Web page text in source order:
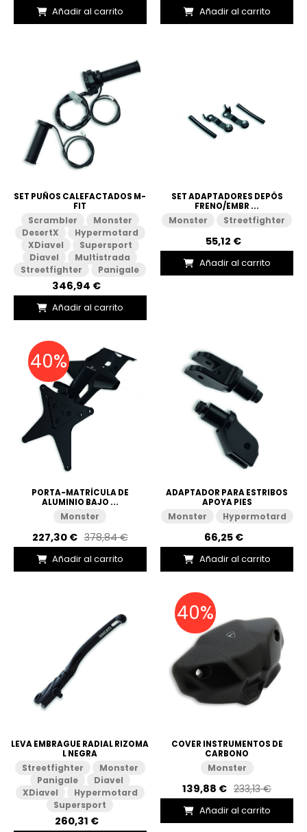
Añadir al carrito Añadir al carrito
SET PUÑOS CALEFACTADOS M-
FIT
Scrambler
Monster
DesertX
Hypermotard
XDiavel
Supersport
Diavel
Multistrada
Streetfighter
Panigale
346,94 €
Añadir al carrito
SET ADAPTADORES DEPÓS
FRENO/EMBR ...
Monster Streetfighter
55,12 €
Añadir al carrito
PORTA-MATRÍCULA DE
ALUMINIO BAJO ...
Monster
227,30 € 378,84 €
Añadir al carrito
40%
ADAPTADOR PARA ESTRIBOS
APOYA PIES
Monster Hypermotard
66,25 €
Añadir al carrito
LEVA EMBRAGUE RADIAL RIZOMA
L NEGRA
Streetfighter
Monster
Panigale
Diavel
XDiavel
Hypermotard
Supersport
260,31 €
COVER INSTRUMENTOS DE
CARBONO
Monster
139,88 € 233,13 €
Añadir al carrito
40%